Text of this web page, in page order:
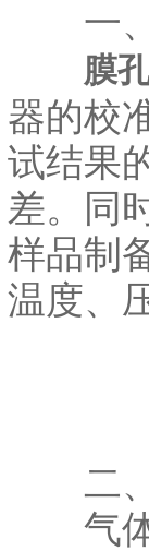
一、
膜
器的校
试结果
差。同
样品制
温度、
二、
气体